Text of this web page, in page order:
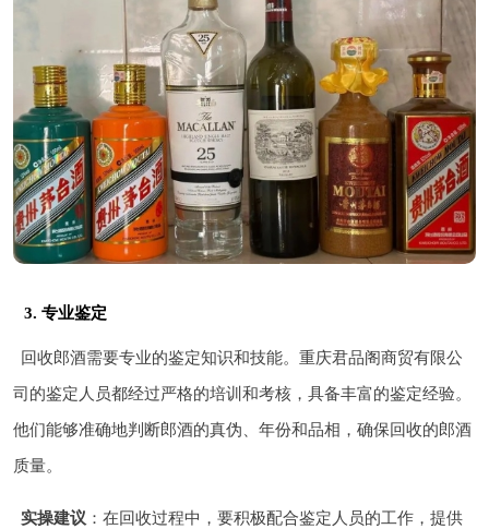
3. 专业鉴定
回收郎酒需要专业的鉴定知识和技能。重庆君品阁商贸有限公
司的鉴定人员都经过严格的培训和考核，具备丰富的鉴定经验。
他们能够准确地判断郎酒的真伪、年份和品相，确保回收的郎酒
质量。
实操建议 ：在回收过程中，要积极配合鉴定人员的工作，提供